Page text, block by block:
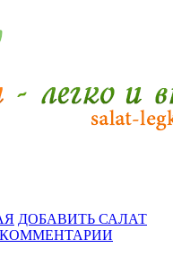
ДОБАВИТЬ САЛАТ
КОММЕНТАРИИ